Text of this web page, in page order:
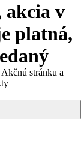
akcia v
platná,
stránku a